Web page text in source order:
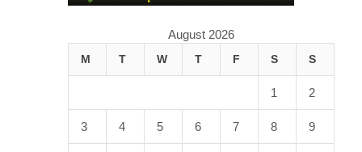
August 2026
M T W T F S S
1 2
3 4 5 6 7 8 9